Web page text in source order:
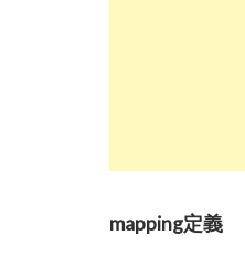
mapping定義